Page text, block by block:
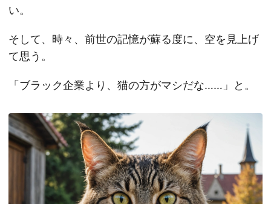
い。
そして、時々、前世の記憶が蘇る度に、空を見上げ
て思う。
「ブラック企業より、猫の方がマシだな……」と。